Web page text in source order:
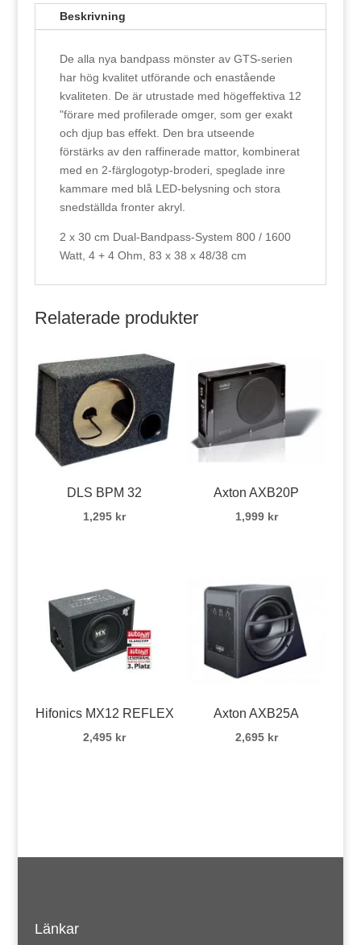
Beskrivning
De alla nya bandpass mönster av GTS-serien
har hög kvalitet utförande och enastående
kvaliteten. De är utrustade med högeffektiva 12
"förare med profilerade omger, som ger exakt
och djup bas effekt. Den bra utseende
förstärks av den raffinerade mattor, kombinerat
med en 2-färglogotyp-broderi, speglade inre
kammare med blå LED-belysning och stora
snedställda fronter akryl.
2 x 30 cm Dual-Bandpass-System 800 / 1600
Watt, 4 + 4 Ohm, 83 x 38 x 48/38 cm
Relaterade produkter
DLS BPM 32
1,295 kr
Axton AXB20P
1,999 kr
Hifonics MX12 REFLEX
2,495 kr
Axton AXB25A
2,695 kr
Länkar